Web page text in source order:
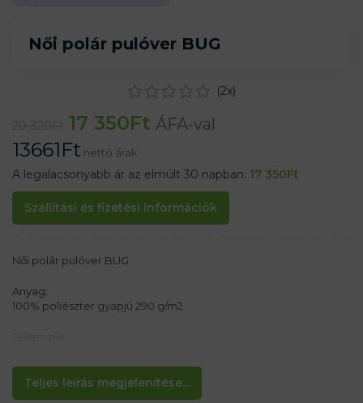
Női polár pulóver BUG
(2x)
17 350Ft ÁFA-val
13661Ft nettó árak
A legalacsonyabb ár az elmúlt 30 napban: 17 350Ft
Szállítási és fizetési információk
Teljes leírás megjelenítése...
Női polár pulóver BUG
Anyag:
100% poliészter gyapjú 290 g/m2
– Cipzáros záródás + belső szegély
– 2 oldalzseb cipzárral
– Ujjak, derékrészek és kapucni puha elasztikus szegéllyel